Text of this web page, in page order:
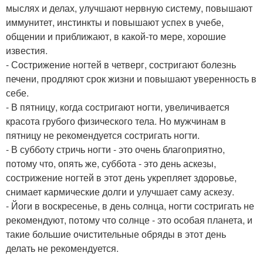
мыслях и делах, улучшают нервную систему, повышают
иммунитет, инстинкты и повышают успех в учебе,
общении и приближают, в какой-то мере, хорошие
известия.
- Сострижение ногтей в четверг, состригают болезнь
печени, продляют срок жизни и повышают уверенность в
себе.
- В пятницу, когда состригают ногти, увеличивается
красота грубого физического тела. Но мужчинам в
пятницу не рекомендуется состригать ногти.
- В субботу стричь ногти - это очень благоприятно,
потому что, опять же, суббота - это день аскезы,
сострижение ногтей в этот день укрепляет здоровье,
снимает кармические долги и улучшает саму аскезу.
- Йоги в воскресенье, в день солнца, ногти состригать не
рекомендуют, потому что солнце - это особая планета, и
такие большие очистительные обряды в этот день
делать не рекомендуется.